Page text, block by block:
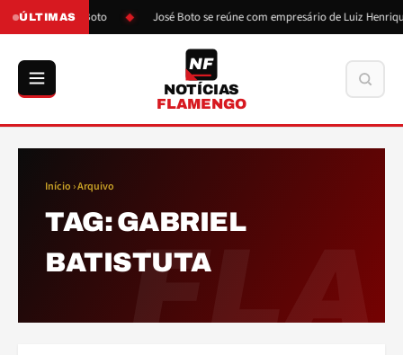
ÚLTIMAS
pressão de Boto José Boto se reúne com empresário de Luiz Henrique
NF
NOTÍCIAS
FLAMENGO
FLA
Início › Arquivo
TAG:GABRIEL
BATISTUTA